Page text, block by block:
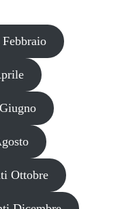
Ottobre